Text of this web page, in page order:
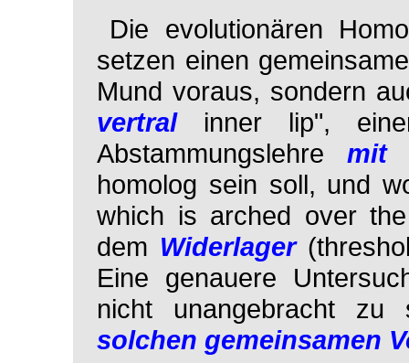
Die evolutionären
setzen einen
Mund voraus, sondern
vertralinner lip",
Abstammungslehremit
homolog sein soll, und
which is arched over
dem Widerlager
Eine genauere
nicht unangebracht
solchen gemeinsamen